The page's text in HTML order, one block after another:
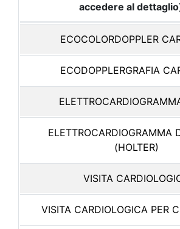
accedere al
ECOCOLORDOPPLER
ECODOPPLERGRAFIA
ELETTROCARDIOGRAMMA
(HOLTER)
VISITA
VISITA CARDIOLOGICA PER